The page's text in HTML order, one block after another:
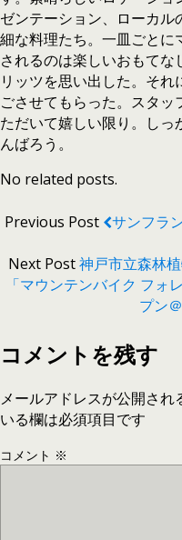
ゼンテーション、ローカ
細な料理たち。一皿ごとに
されるのは楽しいおもて
リッツを思い出した。そ
ごさせてもらった。スタ
ただいて嬉しい限り。し
んばろう。
No related posts.
Previous Post
サンフラ
Next Post神戸市立森林
「マウンテンバイク フォ
プン
コメントを残す
メールアドレスが公開され
いる欄は必須項目です
コメント ※